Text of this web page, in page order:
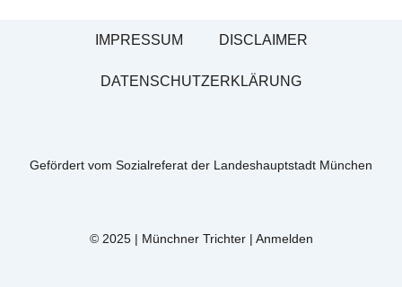
IMPRESSUM DISCLAIMER
DATENSCHUTZERKLÄRUNG
Gefördert vom Sozialreferat der Landeshauptstadt München
© 2025 | Münchner Trichter | Anmelden